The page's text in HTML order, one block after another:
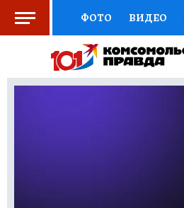
ФОТО ВИДЕО
СОЦПОДДЕРЖКА
ВЫБОР ЭКСПЕРТОВ